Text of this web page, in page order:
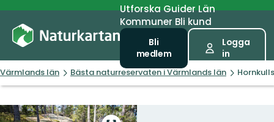
UtforskaGuiderLän
Kommuner Bli kund
Bli
medlem
Logga
in
Värmlands län Bästa naturreservaten i Värmlands län